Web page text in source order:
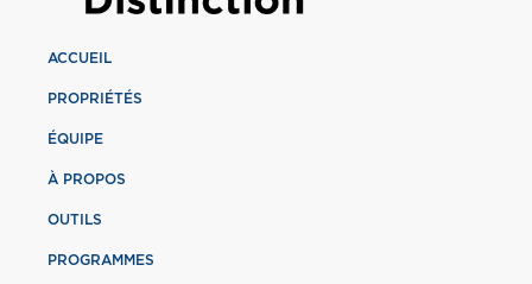
ACCUEIL
PROPRIÉTÉS
ÉQUIPE
À PROPOS
OUTILS
PROGRAMMES